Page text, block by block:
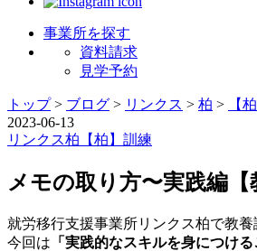
事業所を探す
資料請求
見学予約
トップ> ブログ > リンクス > 柏 > 【
2023-06-13
リンクス柏 【柏】訓練
メモの取り方〜実践編【
就労移行支援事業所リンクス柏で教
今回は 「実践的なスキルを身につける